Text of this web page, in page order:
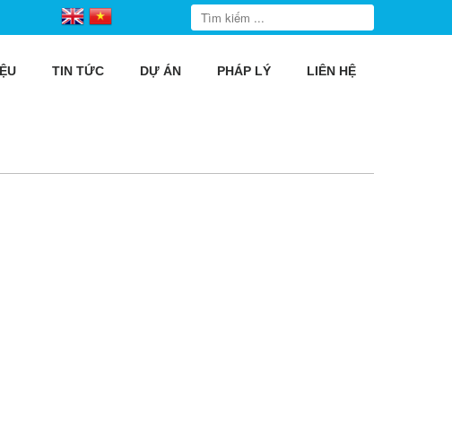
TIN TỨC DỰ ÁN PHÁP LÝ LIÊN HỆ